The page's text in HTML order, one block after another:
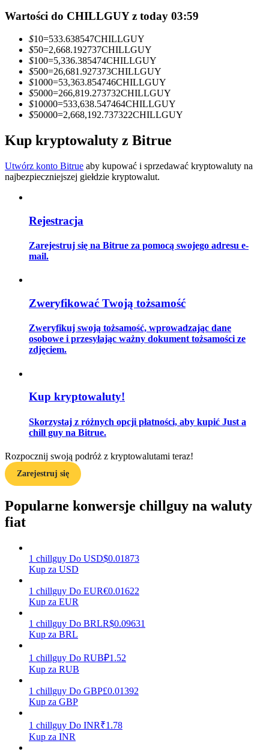
Informacja
Analiza Big Data, w tym informacje handlowe itp.
Przewodnik
Strategie handlowe
Dowiedz się, jak zachować rentowność
Zarabiać
Codziennie zdobywaj konkurencyjne nagrody
Wartości do CHILLGUY z today 03:59
$10=533.638547CHILLGUY
$50=2,668.192737CHILLGUY
$100=5,336.385474CHILLGUY
$500=26,681.927373CHILLGUY
$1000=53,363.854746CHILLGUY
$5000=266,819.273732CHILLGUY
$10000=533,638.547464CHILLGUY
$50000=2,668,192.737322CHILLGUY
Kup kryptowaluty z Bitrue
Utwórz konto Bitrue aby kupować i sprzedawać kryptowaluty na
najbezpieczniejszej giełdzie kryptowalut.
Rejestracja
Zarejestruj się na Bitrue za pomocą swojego adresu e-
mail.
Zweryfikować Twoją tożsamość
Zweryfikuj swoją tożsamość, wprowadzając dane
osobowe i przesyłając ważny dokument tożsamości ze
zdjęciem.
Kup kryptowaluty!
Skorzystaj z różnych opcji płatności, aby kupić Just a
chill guy na Bitrue.
Rozpocznij swoją podróż z kryptowalutami teraz!
Zarejestruj się
Popularne konwersje chillguy na waluty
fiat
1 chillguy Do USD$0.01873
Kup za USD
1 chillguy Do EUR€0.01622
Kup za EUR
1 chillguy Do BRLR$0.09631
Kup za BRL
1 chillguy Do RUB₽1.52
Kup za RUB
1 chillguy Do GBP£0.01392
Kup za GBP
1 chillguy Do INR₹1.78
Kup za INR